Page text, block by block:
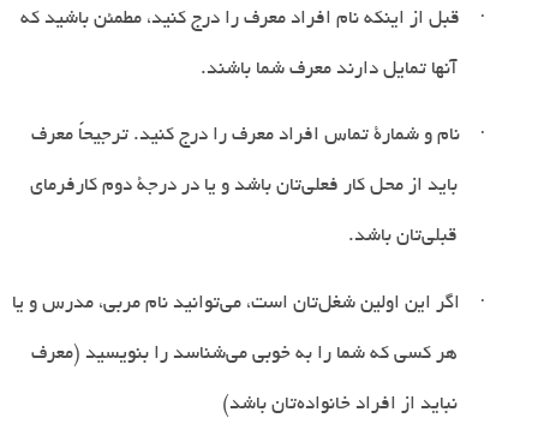
· قبل از اینکه نام افراد معرف را درج کنید، مطمئن باشید که
آنها تمایل دارند معرف شما باشند.
· نام و شمارۀ تماس افراد معرف را درج کنید. ترجیحاً معرف
باید از محل کار فعلیتان باشد و یا در درجۀ دوم کارفرمای
قبلیتان باشد.
· اگر این اولین شغلتان است، میتوانید نام مربی، مدرس و یا
هر کسی که شما را به خوبی میشناسد را بنویسید (معرف
نباید از افراد خانوادهتان باشد)